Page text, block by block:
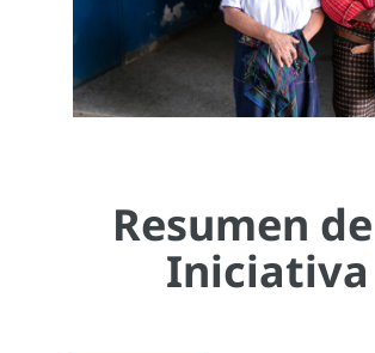
Resumen
Iniciativa